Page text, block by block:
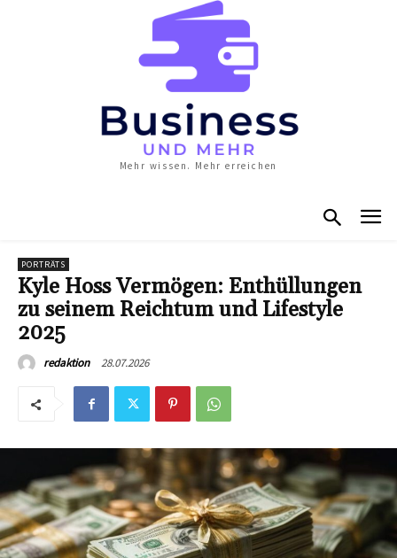
Mehr wissen. Mehr erreichen
PORTRÄTS
Kyle Hoss Vermögen: Enthüllungen
zu seinem Reichtum und Lifestyle
2025
redaktion 28.07.2026